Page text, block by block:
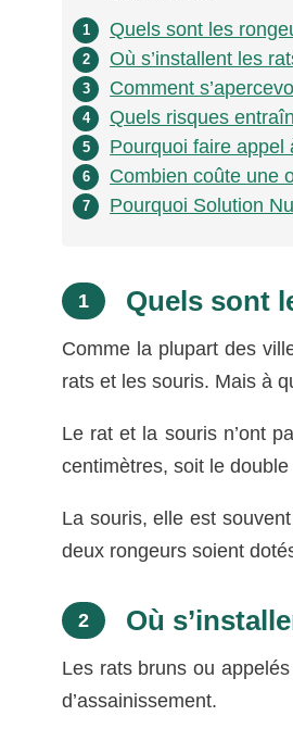
1 Quels sont les
2 Où s’installent les
3 Comment
4 Quels risques
5 Pourquoi faire appel
6 Combien coûte une
7 Pourquoi Solution
1 Quels sont
Comme la plupart des
rats et les souris. Mais à
Le rat et la souris n’ont
centimètres, soit le
La souris, elle est
deux rongeurs soient
2 Où
Les rats bruns ou
d’assainissement.